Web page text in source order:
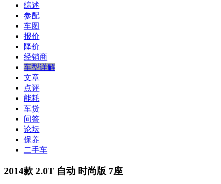
综述
参配
车图
报价
降价
经销商
车型详解
文章
点评
能耗
车贷
问答
论坛
保养
二手车
2014款 2.0T 自动 时尚版 7座